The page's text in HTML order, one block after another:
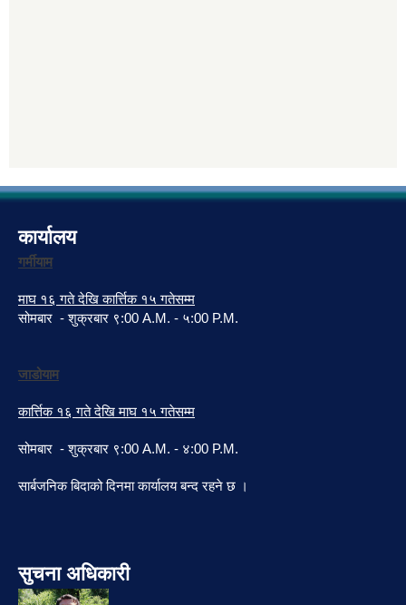
कार्यालय
गर्मीयाम
माघ १६ गते देखि कार्त्तिक १५ गतेसम्म
सोमबार - शुक्रबार ९:00 A.M. - ५:00 P.M.
जाडोयाम
कार्त्तिक १६ गते देखि माघ १५ गतेसम्म
सोमबार - शुक्रबार ९:00 A.M. - ४:00 P.M.
सार्बजनिक बिदाको दिनमा कार्यालय बन्द रहने छ ।
सुचना अधिकारी